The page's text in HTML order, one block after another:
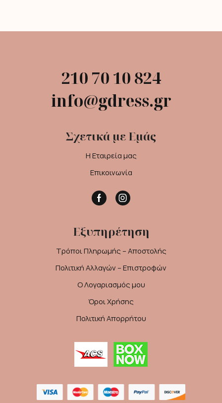
210 70 10 824
info@gdress.gr
Σχετικά με Εμάς
Η Εταιρεία μας
Επικοινωνία
FacebookInstagram
Εξυπηρέτηση
Τρόποι Πληρωμής – Αποστολής
Πολιτική Αλλαγών – Επιστροφών
Ο Λογαριασμός μου
Όροι Χρήσης
Πολιτική Απορρήτου